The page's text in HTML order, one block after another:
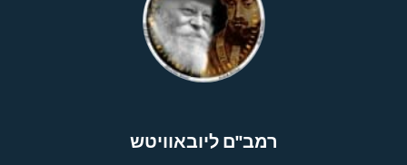
רמב"ם ליובאוויטש